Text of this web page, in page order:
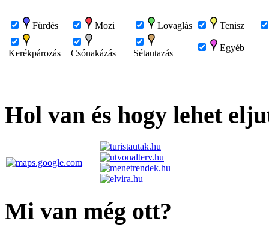
Fürdés Mozi Lovaglás Tenisz
Kerékpározás Csónakázás Sétautazás
Egyéb
Hol van és hogy lehet
Mi van még ott?